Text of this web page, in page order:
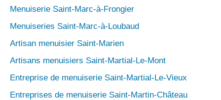
Menuiserie Saint-Marc-à-Frongier
Menuiseries Saint-Marc-à-Loubaud
Artisan menuisier Saint-Marien
Artisans menuisiers Saint-Martial-Le-Mont
Entreprise de menuiserie Saint-Martial-Le-Vieux
Entreprises de menuiserie Saint-Martin-Château